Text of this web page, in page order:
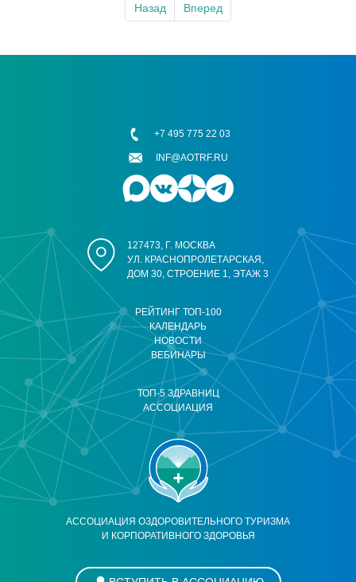
Назад Вперед
АССОЦИАЦИЯ ОЗДОРОВИТЕЛЬНОГО ТУРИЗМА
И КОРПОРАТИВНОГО ЗДОРОВЬЯ
РЕЙТИНГ ТОП-100
КАЛЕНДАРЬ
НОВОСТИ
ВЕБИНАРЫ
ТОП-5 ЗДРАВНИЦ
АССОЦИАЦИЯ
127473, Г. МОСКВА
УЛ. КРАСНОПРОЛЕТАРСКАЯ,
ДОМ 30, СТРОЕНИЕ 1, ЭТАЖ 3
+7 495 775 22 03
INF@AOTRF.RU